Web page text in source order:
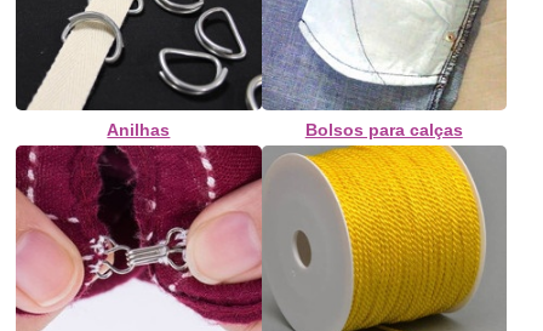
Anilhas Bolsos para calças